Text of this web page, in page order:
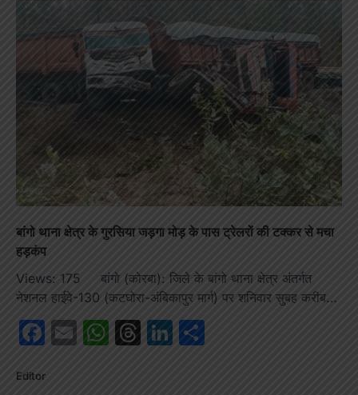
बांगो थाना क्षेत्र के गुरसिया जड़गा मोड़ के पास ट्रेलरों की टक्कर से मचा
हड़कंप
Views: 175 बांगो (कोरबा): जिले के बांगो थाना क्षेत्र अंतर्गत
नेशनल हाईवे-130 (कटघोरा-अंबिकापुर मार्ग) पर शनिवार सुबह करीब…
Facebook
EmailWhatsApp
Threads
LinkedIn
Editor